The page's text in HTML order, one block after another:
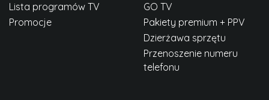
Lista programów TV
Promocje
GO TV
Pakiety premium + PPV
Dzierżawa sprzętu
Przenoszenie numeru
telefonu